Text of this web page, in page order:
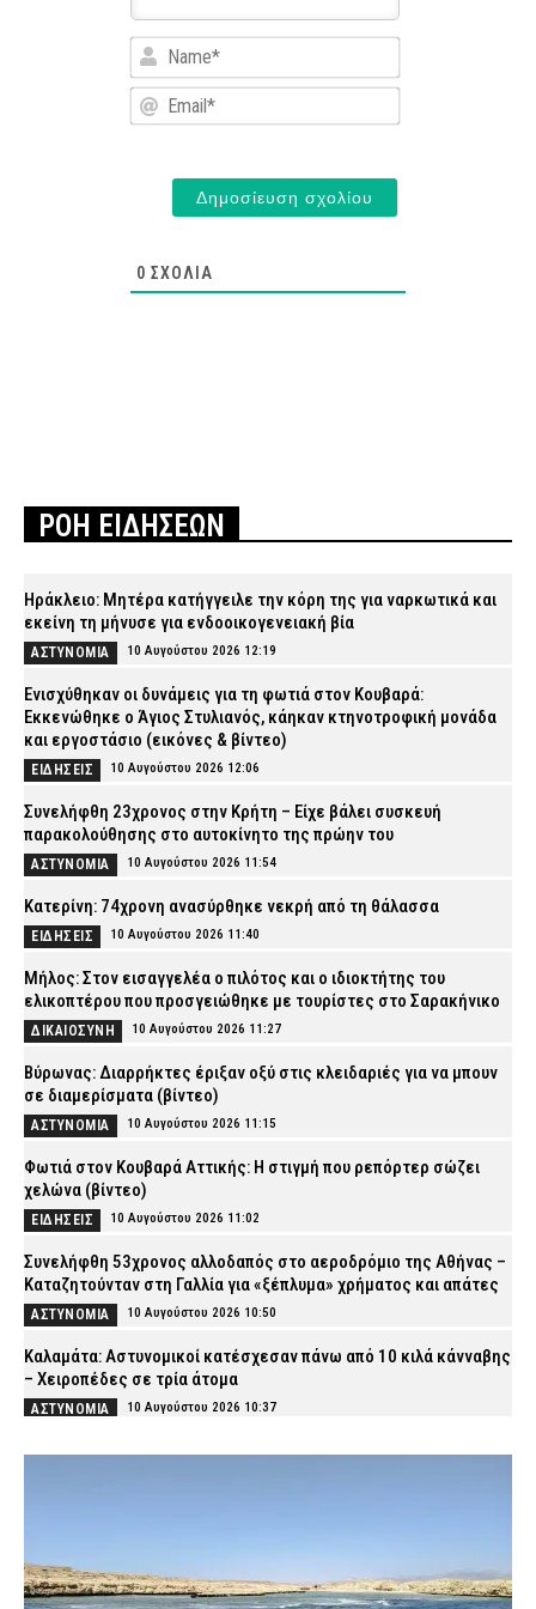
Name*
Email*
0 ΣΧΌΛΙΑ
ΡΟΗ ΕΙΔΗΣΕΩΝ
Ηράκλειο: Μητέρα κατήγγειλε την κόρη της για ναρκωτικά και
εκείνη τη μήνυσε για ενδοοικογενειακή βία
ΑΣΤΥΝΟΜΙΑ 10 Αυγούστου 2026 12:19
Ενισχύθηκαν οι δυνάμεις για τη φωτιά στον Κουβαρά:
Εκκενώθηκε ο Άγιος Στυλιανός, κάηκαν κτηνοτροφική μονάδα
και εργοστάσιο (εικόνες & βίντεο)
ΕΙΔΗΣΕΙΣ 10 Αυγούστου 2026 12:06
Συνελήφθη 23χρονος στην Κρήτη – Είχε βάλει συσκευή
παρακολούθησης στο αυτοκίνητο της πρώην του
ΑΣΤΥΝΟΜΙΑ 10 Αυγούστου 2026 11:54
Κατερίνη: 74χρονη ανασύρθηκε νεκρή από τη θάλασσα
ΕΙΔΗΣΕΙΣ 10 Αυγούστου 2026 11:40
Μήλος: Στον εισαγγελέα ο πιλότος και ο ιδιοκτήτης του
ελικοπτέρου που προσγειώθηκε με τουρίστες στο Σαρακήνικο
ΔΙΚΑΙΟΣΥΝΗ 10 Αυγούστου 2026 11:27
Βύρωνας: Διαρρήκτες έριξαν οξύ στις κλειδαριές για να μπουν
σε διαμερίσματα (βίντεο)
ΑΣΤΥΝΟΜΙΑ 10 Αυγούστου 2026 11:15
Φωτιά στον Κουβαρά Αττικής: Η στιγμή που ρεπόρτερ σώζει
χελώνα (βίντεο)
ΕΙΔΗΣΕΙΣ 10 Αυγούστου 2026 11:02
Συνελήφθη 53χρονος αλλοδαπός στο αεροδρόμιο της Αθήνας –
Καταζητούνταν στη Γαλλία για «ξέπλυμα» χρήματος και απάτες
ΑΣΤΥΝΟΜΙΑ 10 Αυγούστου 2026 10:50
Καλαμάτα: Αστυνομικοί κατέσχεσαν πάνω από 10 κιλά κάνναβης
– Χειροπέδες σε τρία άτομα
ΑΣΤΥΝΟΜΙΑ 10 Αυγούστου 2026 10:37
«Τουρισμός για Όλους»: Άνοιξε η πλατφόρμα για όλα τα ΑΦΜ –
«Απειλήθηκαν σπίτια γι’ αυτό και έγινε εκκένωση» (βίντεο)
ΕΙΔΗΣΕΙΣ 10 Αυγούστου 2026 10:11